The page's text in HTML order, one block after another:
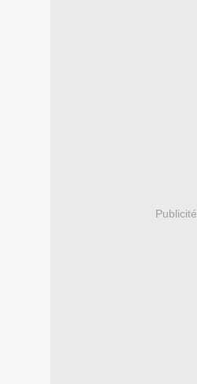
Publicité